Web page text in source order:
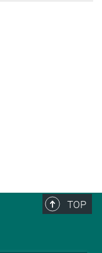
TOP